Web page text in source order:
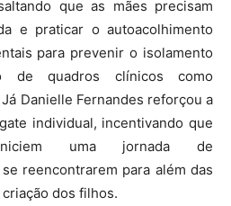
que as mães precisam
e praticar o autoacolhimento
para prevenir o isolamento
de quadros clínicos como
Danielle Fernandes reforçou a
individual, incentivando que
uma jornada de
reencontrarem para além das
dos filhos.